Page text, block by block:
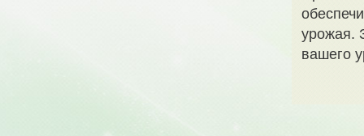
урожая.
вашего